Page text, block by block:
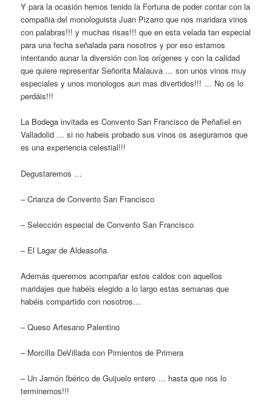
Y para la ocasión hemos tenido la Fortuna de poder contar con la
compañia del monologuista Juan Pizarro que nos maridara vinos
con palabras!!! y muchas risas!!! que en esta velada tan especial
para una fecha señalada para nosotros y por eso estamos
intentando aunar la diversión con los orígenes y con la calidad
que quiere representar Señorita Malauva … son unos vinos muy
especiales y unos monologos aun mas divertidos!!! … No os lo
perdáis!!!
La Bodega invitada es Convento San Francisco de Peñafiel en
Valladolid … si no habeis probado sus vinos os aseguramos que
es una experiencia celestial!!!
Degustaremos …
– Crianza de Convento San Francisco
– Selección especial de Convento San Francisco
– El Lagar de Aldeasoña
Además queremos acompañar estos caldos con aquellos
maridajes que habéis elegido a lo largo estas semanas que
habéis compartido con nosotros…
– Queso Artesano Palentino
– Morcilla DeVillada con Pimientos de Primera
– Un Jamón Ibérico de Guijuelo entero … hasta que nos lo
terminemos!!!